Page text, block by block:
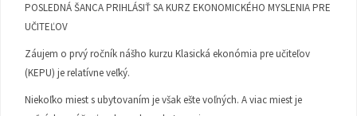
POSLEDNÁ ŠANCA PRIHLÁSIŤ SA KURZ EKONOMICKÉHO MYSLENIA PRE
UČITEĽOV
Záujem o prvý ročník nášho kurzu Klasická ekonómia pre učiteľov
(KEPU) je relatívne veľký.
Niekoľko miest s ubytovaním je však ešte voľných. A viac miest je